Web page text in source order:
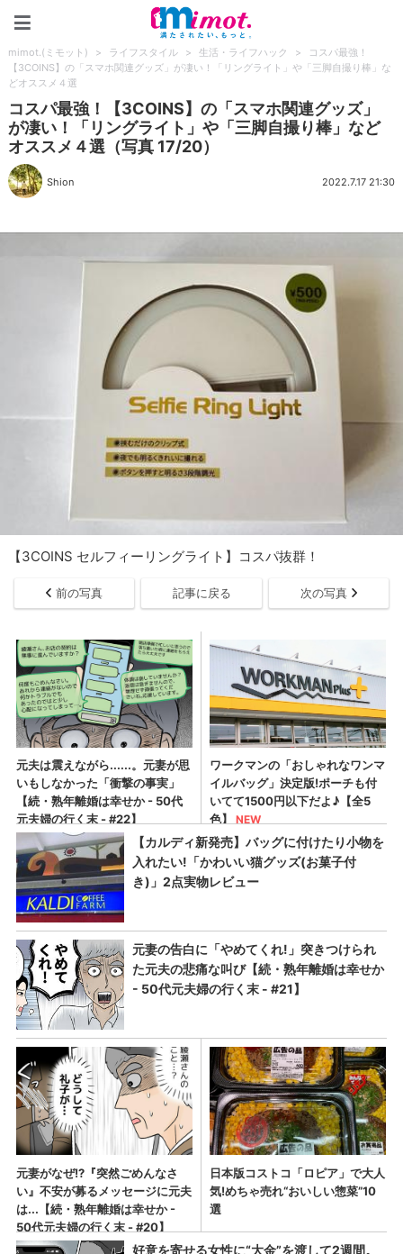
mimot.(ミモット) > ライフスタイル > 生活・ライフハック >
コスパ最強！
【3COINS】の「スマホ関連グッズ」が凄い！「リングライト」や「三脚自撮り棒」な
どオススメ４選
コスパ最強！【3COINS】の「スマホ関連グッズ」
が凄い！「リングライト」や「三脚自撮り棒」など
オススメ４選（写真 17/20）
Shion 2022.7.17 21:30
【3COINS セルフィーリングライト】コスパ抜群！
前の写真 記事に戻る 次の写真